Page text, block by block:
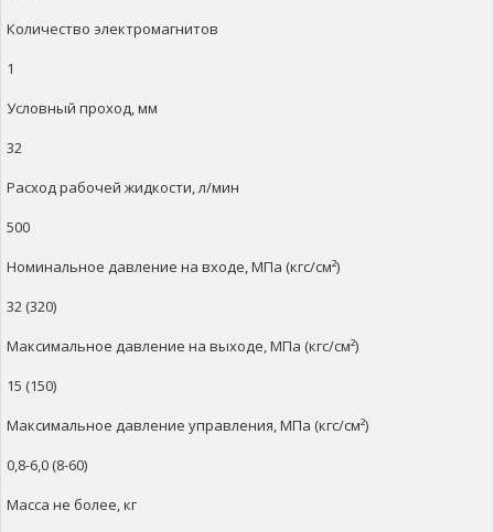
Количество электромагнитов
1
Условный проход, мм
32
Расход рабочей жидкости, л/мин
500
Номинальное давление на входе, МПа (кгс/см²)
32 (320)
Максимальное давление на выходе, МПа (кгс/см²)
15 (150)
Максимальное давление управления, МПа (кгс/см²)
0,8-6,0 (8-60)
Масса не более, кг